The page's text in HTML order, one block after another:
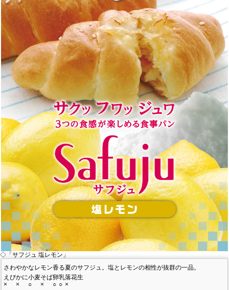
◇「サフジュ 塩レモン」
さわやかなレモン香る夏のサフジュ。塩とレモンの相性が抜群の一品。
えびかに小麦そば卵乳落花生
×
× ○ × ○ ○ ×
商品カロリー表示
期間限定商品
店舗スタイル
私たちのこだわり
商品づくり
スタッフの心得
パンと合うおすすめ料理!!
キャンペーン
モンタボー公式ショップ
会社情報
採用情報